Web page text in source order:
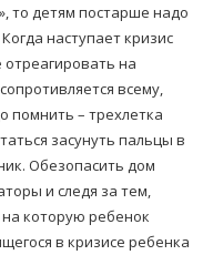
то детям постарше надо
наступает кризис
на
всему,
помнить – трехлетка
засунуть пальцы в
Обезопасить дом
и следя за тем,
которую ребенок
в кризисе ребенка